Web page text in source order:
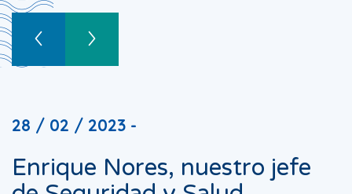
28 / 02 / 2023 -
Enrique Nores, nuestro jefe